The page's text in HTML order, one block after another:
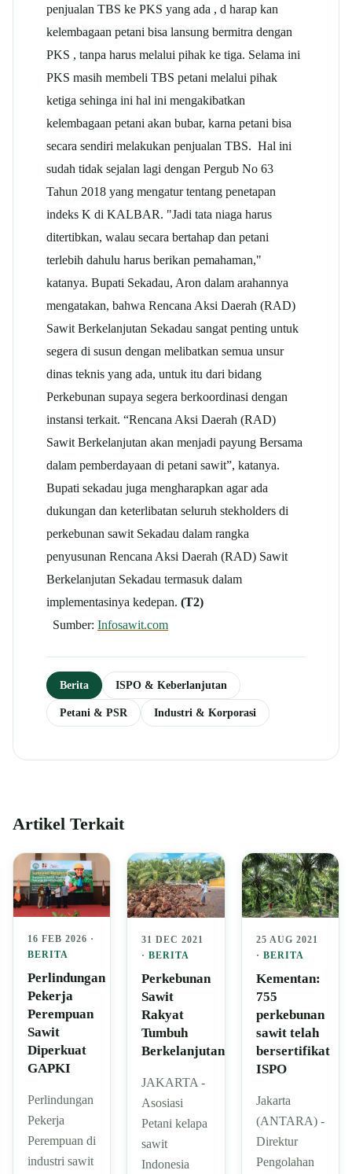
penjualan TBS ke PKS yang ada , d harap kan
kelembagaan petani bisa lansung bermitra dengan
PKS , tanpa harus melalui pihak ke tiga. Selama ini
PKS masih membeli TBS petani melalui pihak
ketiga sehinga ini hal ini mengakibatkan
kelembagaan petani akan bubar, karna petani bisa
secara sendiri melakukan penjualan TBS. Hal ini
sudah tidak sejalan lagi dengan Pergub No 63
Tahun 2018 yang mengatur tentang penetapan
indeks K di KALBAR. "Jadi tata niaga harus
ditertibkan, walau secara bertahap dan petani
terlebih dahulu harus berikan pemahaman,"
katanya. Bupati Sekadau, Aron dalam arahannya
mengatakan, bahwa Rencana Aksi Daerah (RAD)
Sawit Berkelanjutan Sekadau sangat penting untuk
segera di susun dengan melibatkan semua unsur
dinas teknis yang ada, untuk itu dari bidang
Perkebunan supaya segera berkoordinasi dengan
instansi terkait. “Rencana Aksi Daerah (RAD)
Sawit Berkelanjutan akan menjadi payung Bersama
dalam pemberdayaan di petani sawit”, katanya.
Bupati sekadau juga mengharapkan agar ada
dukungan dan keterlibatan seluruh stekholders di
perkebunan sawit Sekadau dalam rangka
penyusunan Rencana Aksi Daerah (RAD) Sawit
Berkelanjutan Sekadau termasuk dalam
implementasinya kedepan. (T2)
Sumber: Infosawit.com
Berita ISPO & Keberlanjutan
Petani & PSR Industri & Korporasi
Artikel Terkait
16 FEB 2026 ·
BERITA
Perlindungan
Pekerja
Perempuan
Sawit
Diperkuat
GAPKI
Perlindungan
Pekerja
Perempuan di
industri sawit
31 DEC 2021
·BERITA
Perkebunan
Sawit
Rakyat
Tumbuh
Berkelanjutan
JAKARTA -
Asosiasi
Petani kelapa
sawit
Indonesia
25 AUG 2021
· BERITA
Kementan:
755
perkebunan
sawit telah
bersertifikat
ISPO
Jakarta
(ANTARA) -
Direktur
Pengolahan